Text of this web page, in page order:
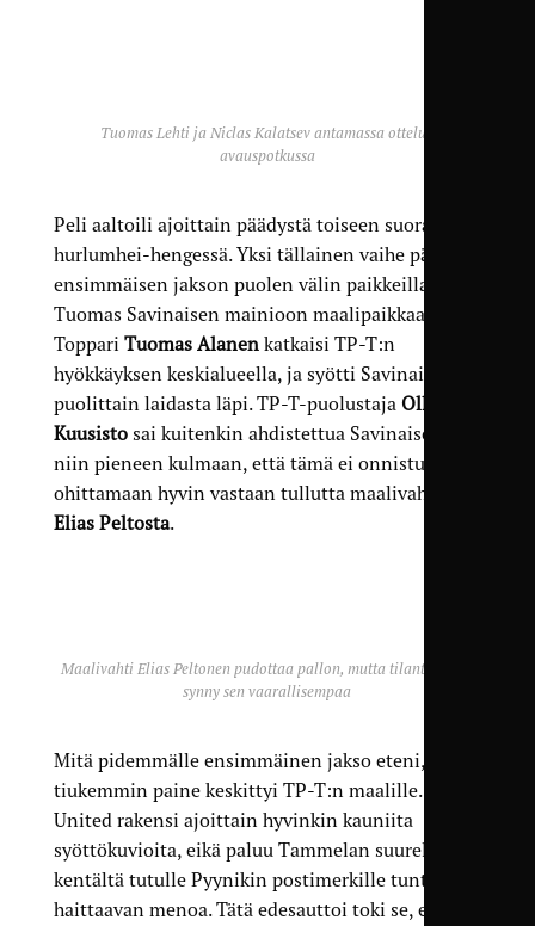
Tuomas Lehti ja Niclas Kalatsev antamassa ottelun
avauspotkussa
Peli aaltoili ajoittain päädystä toiseen suorastaan
hurlumhei-hengessä. Yksi tällainen vaihe päättyi
ensimmäisen jakson puolen välin paikkeilla
Tuomas Savinaisen mainioon maalipaikkaan.
Toppari Tuomas Alanenkatkaisi TP-T:n
hyökkäyksen keskialueella, ja syötti Savinaisen
puolittain laidasta läpi. TP-T-puolustaja Olli
Kuusistosai kuitenkin ahdistettua Savinaisen
niin pieneen kulmaan, että tämä ei onnistunut
ohittamaan hyvin vastaan tullutta maalivahti
Elias Peltosta.
Maalivahti Elias Peltonen pudottaa pallon, mutta tilanteesta ei
synny sen vaarallisempaa
Mitä pidemmälle ensimmäinen jakso eteni, sitä
tiukemmin paine keskittyi TP-T:n maalille.
United rakensi ajoittain hyvinkin kauniita
syöttökuvioita, eikä paluu Tammelan suurelta
kentältä tutulle Pyynikin postimerkille tuntunut
haittaavan menoa. Tätä edesauttoi toki se, että